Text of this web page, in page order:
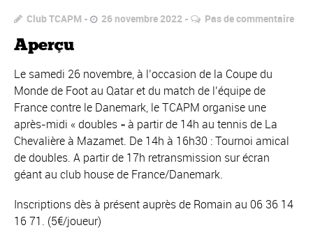
Club TCAPM 26 novembre 2022 Pas de commentaire
Aperçu
Le samedi 26 novembre, à l’occasion de la Coupe du
Monde de Foot au Qatar et du match de l’équipe de
France contre le Danemark, le TCAPM organise une
après-midi « doubles » à partir de 14h au tennis de La
Chevalière à Mazamet. De 14h à 16h30 : Tournoi amical
de doubles. A partir de 17h retransmission sur écran
géant au club house de France/Danemark.
Inscriptions dès à présent auprès de Romain au 06 36 14
16 71. (5€/joueur)